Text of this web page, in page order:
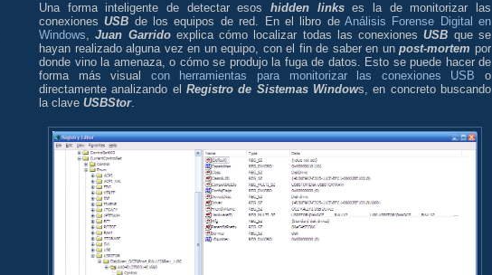
Una forma inteligente de detectar esos hidden linkses la de monitorizar las
conexionesUSB de los equipos de red. En el libro de Análisis Forense Digital en
Windows,Juan Garridoexplica cómo localizar todas las conexionesUSB que se
hayan realizado alguna vez en un equipo, con el fin de saber en unpost-mortem por
donde vino la amenaza, o cómo se produjo la fuga de datos. Esto se puede hacer de
forma más visual con herramientas para monitorizar las conexiones USB o
directamente analizando el Registro de Sistemas Windows, en concreto buscando
la clave USBStor.